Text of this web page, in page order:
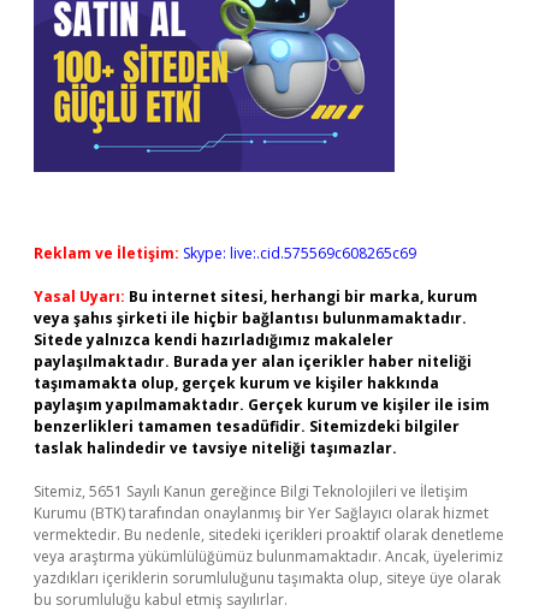
Reklam ve İletişim: Skype: live:.cid.575569c608265c69
Yasal Uyarı: Bu internet sitesi, herhangi bir marka, kurum
veya şahıs şirketi ile hiçbir bağlantısı bulunmamaktadır.
Sitede yalnızca kendi hazırladığımız makaleler
paylaşılmaktadır. Burada yer alan içerikler haber niteliği
taşımamakta olup, gerçek kurum ve kişiler hakkında
paylaşım yapılmamaktadır. Gerçek kurum ve kişiler ile isim
benzerlikleri tamamen tesadüfidir. Sitemizdeki bilgiler
taslak halindedir ve tavsiye niteliği taşımazlar.
Sitemiz, 5651 Sayılı Kanun gereğince Bilgi Teknolojileri ve İletişim
Kurumu (BTK) tarafından onaylanmış bir Yer Sağlayıcı olarak hizmet
vermektedir. Bu nedenle, sitedeki içerikleri proaktif olarak denetleme
veya araştırma yükümlülüğümüz bulunmamaktadır. Ancak, üyelerimiz
yazdıkları içeriklerin sorumluluğunu taşımakta olup, siteye üye olarak
bu sorumluluğu kabul etmiş sayılırlar.